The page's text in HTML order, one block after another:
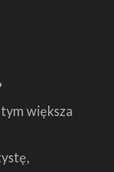
tym większa